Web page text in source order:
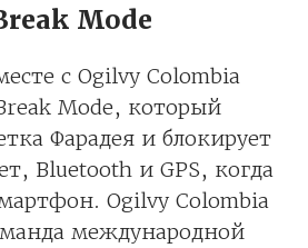
Mode
с Ogilvy Colombia
Mode, который
Фарадея и блокирует
Bluetooth и GPS, когда
Ogilvy Colombia
международной